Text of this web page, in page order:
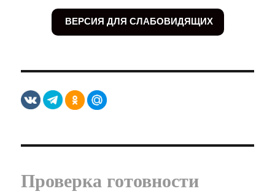
ВЕРСИЯ ДЛЯ СЛАБОВИДЯЩИХ
Проверка готовности